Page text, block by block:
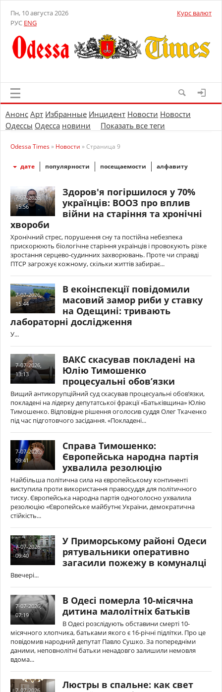
Пн, 10 августа 2026
РУС ENG
Курс валют
Анонс Арт Избранные Инцидент Новости Новости
Одессы Одесса новини Показать все теги
Odessa Times» Новости » Страница 9
дате популярности посещаемости алфавиту
7-07-2026,
15:56
Здоров'я погіршилося у 70%
українців: ВООЗ про вплив
війни на старіння та хронічні
хвороби
Хронічний стрес, порушення сну та постійна небезпека
прискорюють біологічне старіння українців і провокують різке
зростання серцево-судинних захворювань. Проте чи справді
ПТСР загрожує кожному, скільки життів забирає...
7-07-2026,
15:44
В екоінспекції повідомили
масовий замор риби у ставку
на Одещині: тривають
лабораторні дослідження
У...
7-07-2026,
13:13
ВАКС скасував покладені на
Юлію Тимошенко
процесуальні обов’язки
Вищий антикорупційний суд скасував процесуальні обов’язки,
покладені на лідерку депутатської фракції «Батьківщина» Юлію
Тимошенко. Відповідне рішення оголосив суддя Олег Ткаченко
під час підготовчого засідання. «Покладені...
7-07-2026,
09:41
Справа Тимошенко:
Європейська народна партія
ухвалила резолюцію
Найбільша політична сила на європейському континенті
виступила проти використання правосуддя для політичного
тиску. Європейська народна партія одноголосно ухвалила
резолюцію «Європейське майбутнє України, демократична
стійкість...
7-07-2026,
09:40
У Приморському районі Одеси
рятувальники оперативно
загасили пожежу в комуналці
Ввечері...
7-07-2026,
07:19
В Одесі померла 10-місячна
дитина малолітніх батьків
В Одесі розслідують обставини смерті 10-
місячного хлопчика, батьками якого є 16-річні підлітки. Про це
повідомив народний депутат Павло Сушко. За попередніми
даними, неповнолітні батьки ненадовго залишили немовля
вдома...
7-07-2026,
Люстры в спальне: как свет